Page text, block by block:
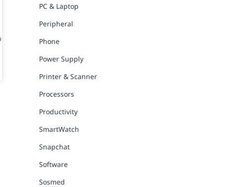
PC & Laptop
Peripheral
Phone
Power Supply
Printer & Scanner
Processors
Productivity
SmartWatch
Snapchat
Software
Sosmed